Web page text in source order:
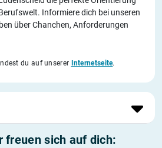
Informiere dich bei unseren
über Chanchen, Anforderungen
du auf unserer Internetseite.
freuen sich auf dich: